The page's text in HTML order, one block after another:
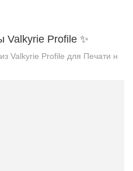
Valkyrie Profile ✨
Valkyrie Profile для Печати н